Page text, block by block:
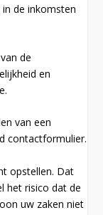
de inkomsten
de
en
van een
contactformulier.
opstellen. Dat
het risico dat de
uw zaken niet